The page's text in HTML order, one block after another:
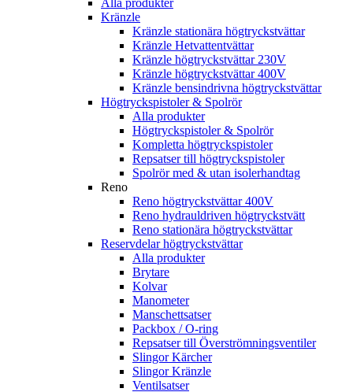
Alla produkter
Kränzle
Kränzle stationära högtryckstvättar
Kränzle Hetvattentvättar
Kränzle högtryckstvättar 230V
Kränzle högtryckstvättar 400V
Kränzle bensindrivna högtryckstvättar
Högtryckspistoler & Spolrör
Alla produkter
Högtryckspistoler & Spolrör
Kompletta högtryckspistoler
Repsatser till högtryckspistoler
Spolrör med & utan isolerhandtag
Reno
Reno högtryckstvättar 400V
Reno hydrauldriven högtryckstvätt
Reno stationära högtryckstvättar
Reservdelar högtryckstvättar
Alla produkter
Brytare
Kolvar
Manometer
Manschettsatser
Packbox / O-ring
Repsatser till Överströmningsventiler
Slingor Kärcher
Slingor Kränzle
Ventilsatser